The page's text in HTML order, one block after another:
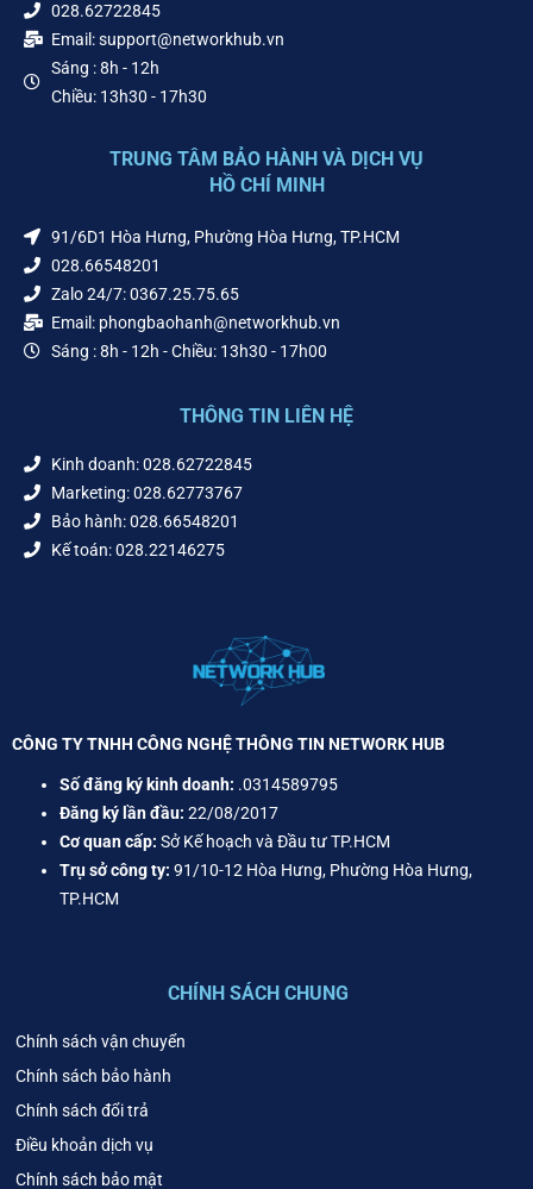
028.62722845
Email: support@networkhub.vn
Sáng : 8h - 12h
Chiều: 13h30 - 17h30
TRUNG TÂM BẢO HÀNH VÀ DỊCH VỤ
HỒ CHÍ MINH
91/6D1 Hòa Hưng, Phường Hòa Hưng, TP.HCM
028.66548201
Zalo 24/7: 0367.25.75.65
Email: phongbaohanh@networkhub.vn
Sáng : 8h - 12h - Chiều: 13h30 - 17h00
THÔNG TIN LIÊN HỆ
Kinh doanh: 028.62722845
Marketing: 028.62773767
Bảo hành: 028.66548201
Kế toán: 028.22146275
CÔNG TY TNHH CÔNG NGHỆ THÔNG TIN NETWORK HUB
Số đăng ký kinh doanh: .0314589795
Đăng ký lần đầu: 22/08/2017
Cơ quan cấp: Sở Kế hoạch và Đầu tư TP.HCM
Trụ sở công ty: 91/10-12 Hòa Hưng, Phường Hòa Hưng,
TP.HCM
CHÍNH SÁCH CHUNG
Chính sách vận chuyển
Chính sách bảo hành
Chính sách đổi trả
Điều khoản dịch vụ
Chính sách bảo mật